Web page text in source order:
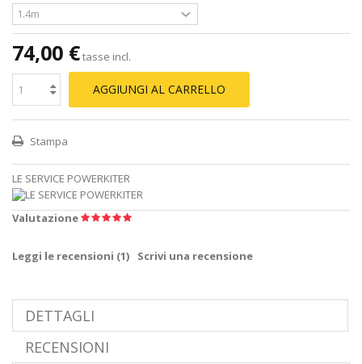
74,00 €tasse incl.
AGGIUNGI AL CARRELLO
Stampa
LE SERVICE POWERKITER
Valutazione
Leggi le recensioni (1) Scrivi una recensione
DETTAGLI
RECENSIONI